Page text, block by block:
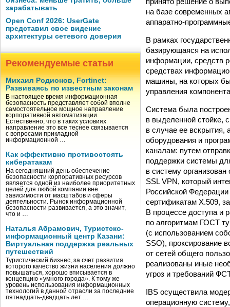
зарабатывать
Open Conf 2026: UserGate
представил свое видение
архитектуры сетевого доверия
Рекомендуемые статьи
Михаил Родионов, Fortinet:
Развиваясь по известным законам
В настоящее время информационная
безопасность представляет собой вполне
самостоятельное мощное направление
корпоративной автоматизации.
Естественно, что в таких условиях
направление это все теснее связывается
с вопросами прикладной
информационной …
Как эффективно противостоять
кибератакам
На сегодняшний день обеспечение
безопасности корпоративных ресурсов
является одной из наиболее приоритетных
целей для любой компании вне
зависимости от масштабов и сферы
деятельности. Рынок информационной
безопасности развивается, а это значит,
что и …
Наталья Абрамович, Туристско-
информационный центр Казани:
Виртуальная поддержка реальных
путешествий
Туристический бизнес, за счет развития
которого качество жизни населения должно
повышаться, хорошо вписывается в
концепцию «умного города». К тому же
уровень использования информационных
технологий в данной отрасли за последние
пятнадцать-двадцать лет …
на базе современных
аппаратно-
В рамках
базирующаяся на
информации, средств
средствах
машины, на которых
управления
Система была
в выделенной стойке,
в случае ее вскрытия,
оборудования и
каналам: путем
поддержки системы
в систему
SSL VPN, который
Российской
сертификатам X.509,
В процессе доступа и
по алгоритмам ГОСТ
(с использованием
SSO), проксирование
от сетей общего
реализованы иные
угроз и требований
IBS осуществила
операционную